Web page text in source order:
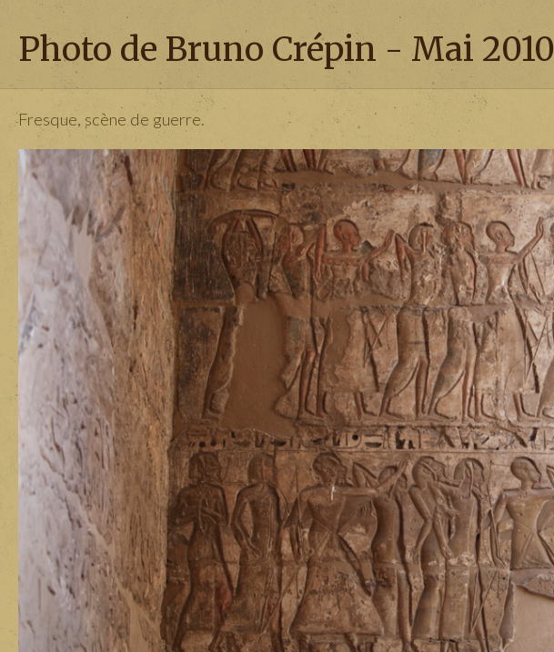
Photo de Bruno Crépin - Mai 2010
Fresque, scène de guerre.